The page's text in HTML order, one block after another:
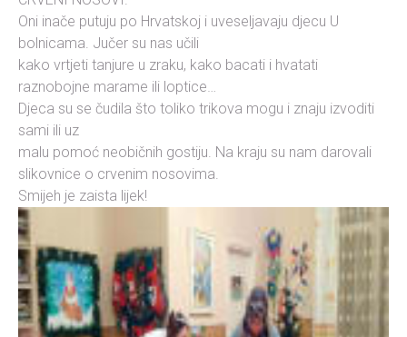
Oni inače putuju po Hrvatskoj i uveseljavaju djecu U
bolnicama. Jučer su nas učili
kako vrtjeti tanjure u zraku, kako bacati i hvatati
raznobojne marame ili loptice…
Djeca su se čudila što toliko trikova mogu i znaju izvoditi
sami ili uz
malu pomoć neobičnih gostiju. Na kraju su nam darovali
slikovnice o crvenim nosovima.
Smijeh je zaista lijek!